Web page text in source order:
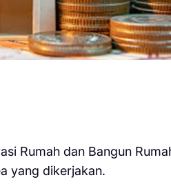
Rumah dan Bangun
yang dikerjakan.